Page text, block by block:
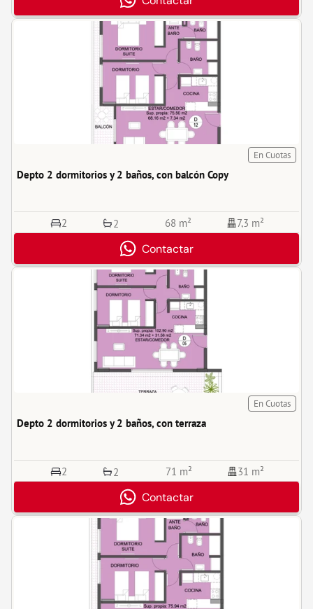
En Cuotas
Depto 2 dormitorios y 2 baños, con balcón Copy
2 2 68 m² 7,3 m²
Contactar
En Cuotas
Depto 2 dormitorios y 2 baños, con terraza
2 2 71 m² 31 m²
Contactar